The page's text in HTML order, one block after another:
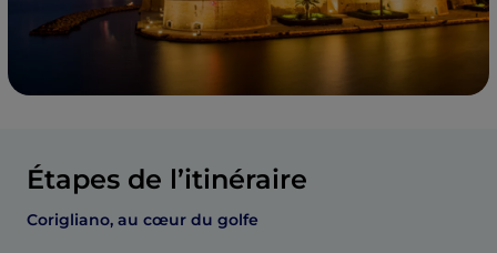
Étapes de l’itinéraire
Corigliano, au cœur du golfe